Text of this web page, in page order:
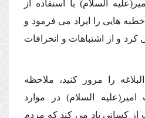
السلام) با استفاده از
هایى را ایراد مى فرمود و
و از اشتباهات و انحرافات
را مرور كنید، ملاحظه
السلام) در موارد
از كسانى یاد مى كند كه مردم